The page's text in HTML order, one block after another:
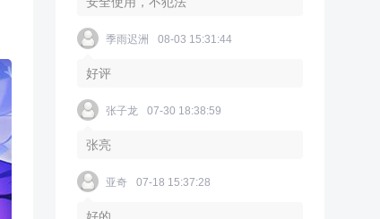
季雨迟洲 08-03 15:31:44
好评
张子龙 07-30 18:38:59
张亮
亚奇 07-18 15:37:28